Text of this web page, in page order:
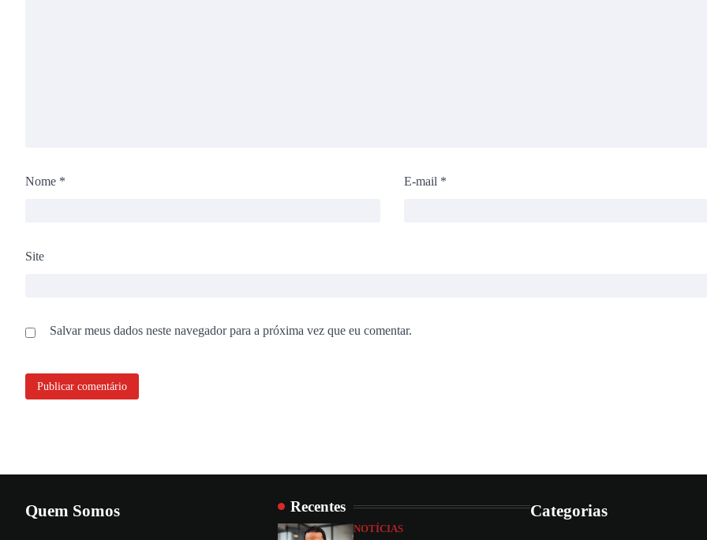
Nome * E-mail *
Site
Salvar meus dados neste navegador para a próxima vez que eu comentar.
Quem Somos Recentes
NOTÍCIAS
Categorias